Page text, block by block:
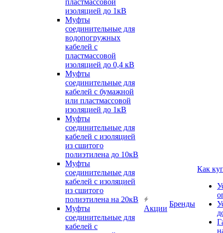
пластмассовой
изоляцией до 1кВ
Муфты
соединительные для
водопогружных
кабелей с
пластмассовой
изоляцией до 0,4 кВ
Муфты
соединительные для
кабелей с бумажной
или пластмассовой
изоляцией до 1кВ
Муфты
соединительные для
кабелей с изоляцией
из сшитого
полиэтилена до 10кВ
Муфты
соединительные для
кабелей с изоляцией
из сшитого
полиэтилена на 20кВ
Муфты
соединительные для
кабелей с
Акции
Бренды
Как